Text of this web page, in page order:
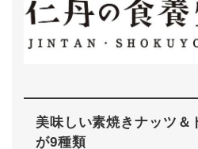
美味しい素焼きナッツ＆
が9種類